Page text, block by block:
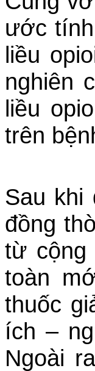
ước
liều
nghiên
liều
trên
Sau khi
đồng
từ cộng
toàn
thuốc
ích –
Ngoài